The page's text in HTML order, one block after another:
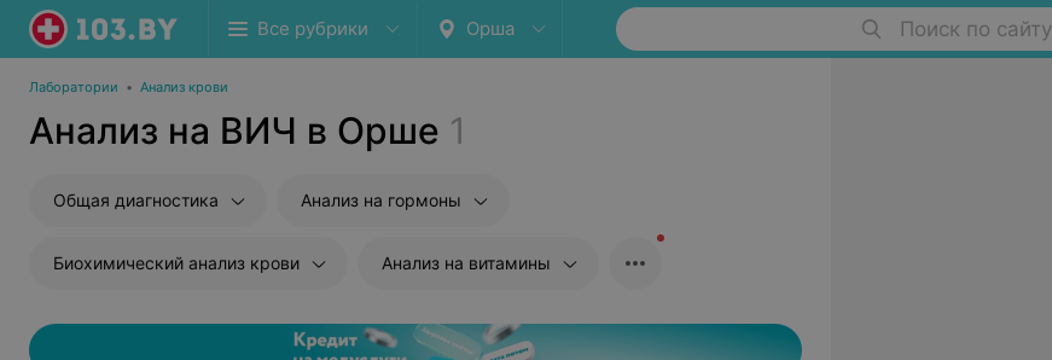
Все рубрики Орша Поиск по сайту
Лаборатории • Анализ крови
Анализ на ВИЧ в Орше 1
Общая диагностика Анализ на гормоны
Биохимический анализ крови Анализ на витамины